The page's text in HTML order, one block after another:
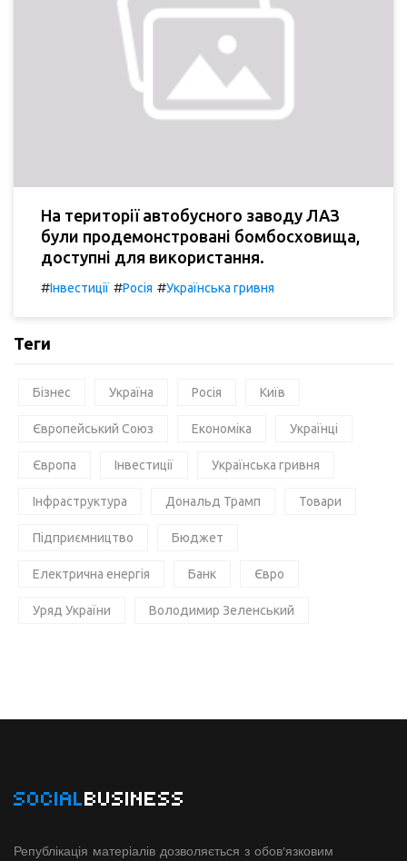
На території автобусного заводу ЛАЗ
були продемонстровані бомбосховища,
доступні для використання.
#Інвестиції #Росія #Українська гривня
Теги
Бізнес Україна Росія Київ
Європейський Союз Економіка Українці
Європа Інвестиції Українська гривня
Інфраструктура Дональд Трамп Товари
Підприємництво Бюджет
Електрична енергія Банк Євро
Уряд України Володимир Зеленський
SOCIALBUSINESS
Републікація матеріалів дозволяється з обов'язковим